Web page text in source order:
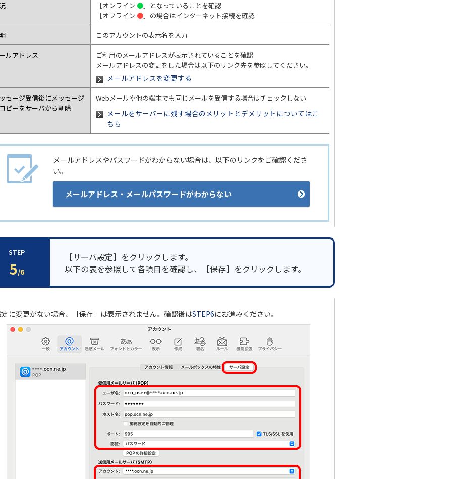
［オンライン ●］となっていることを確認
［オフライン ●］の場合はインターネット接続を確認
このアカウントの表示名を入力
ルアドレス
ご利用のメールアドレスが表示されていることを確認
メールアドレスの変更をした場合は以下のリンク先を参照してください。
メールアドレスを変更する
セージ受信後にメッセージ
ピーをサーバから削除
Webメールや他の端末でも同じメールを受信する場合はチェックしない
メールをサーバーに残す場合のメリットとデメリットについてはこ
ちら
メールアドレスやパスワードがわからない場合は、以下のリンクをご確認くださ
い。
メールアドレス・メールパスワードがわからない
STEP
5/6
［サーバ設定］をクリックします。
以下の表を参照して各項目を確認し、［保存］をクリックします。
に変更がない場合、［保存］は表示されません。確認後はSTEP6にお進みください。